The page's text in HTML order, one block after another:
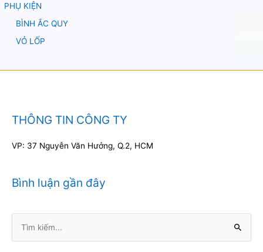
PHỤ KIỆN
BÌNH ẮC QUY
VỎ LỐP
THÔNG TIN CÔNG TY
VP: 37 Nguyễn Văn Hưởng, Q.2, HCM
Bình luận gần đây
kiếm: